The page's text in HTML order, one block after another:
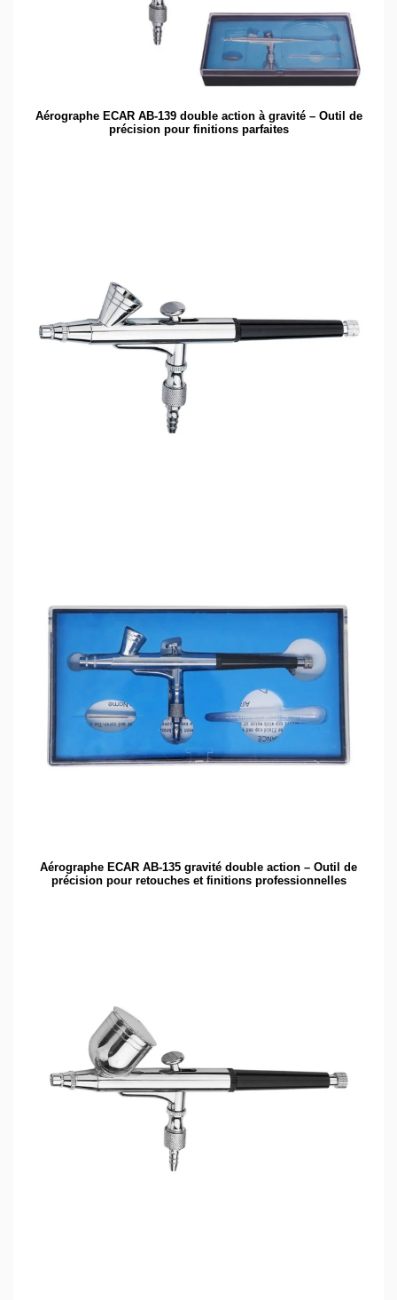
Aérographe ECAR AB-139 double action à gravité – Outil de
précision pour finitions parfaites
Aérographe ECAR AB-135 gravité double action – Outil de
précision pour retouches et finitions professionnelles